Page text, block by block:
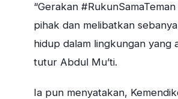
“Gerakan
pihak dan melibatkan
hidup dalam lingkungan yang
tutur Abdul Mu’ti.
Ia pun menyatakan,